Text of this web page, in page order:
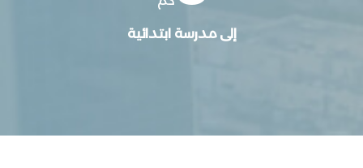
إلى مدرسة ابتدائية